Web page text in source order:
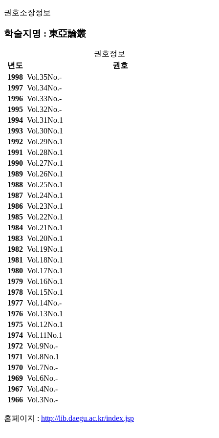
권호소장정보
학술지명 : 東亞論叢
권호정보
년도
권호
1998 Vol.35No.-
1997 Vol.34No.-
1996 Vol.33No.-
1995 Vol.32No.-
1994 Vol.31No.1
1993 Vol.30No.1
1992 Vol.29No.1
1991 Vol.28No.1
1990 Vol.27No.1
1989 Vol.26No.1
1988 Vol.25No.1
1987 Vol.24No.1
1986 Vol.23No.1
1985 Vol.22No.1
1984 Vol.21No.1
1983 Vol.20No.1
1982 Vol.19No.1
1981 Vol.18No.1
1980 Vol.17No.1
1979 Vol.16No.1
1978 Vol.15No.1
1977 Vol.14No.-
1976 Vol.13No.1
1975 Vol.12No.1
1974 Vol.11No.1
1972 Vol.9No.-
1971 Vol.8No.1
1970 Vol.7No.-
1969 Vol.6No.-
1967 Vol.4No.-
1966 Vol.3No.-
홈페이지 : http://lib.daegu.ac.kr/index.jsp